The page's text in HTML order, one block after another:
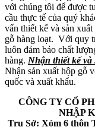
với chúng tôi để được
cầu thực tế của quý
vấn thiết kế và sản
gỗ hàng loạt. Với quy
luôn đảm bảo chất
hàng. Nhận thiết kế
Nhận sản xuất hộp gỗ
quốc và xuất khẩu.
CÔNG TY CỔ
NHẬP
Trụ Sở: Xóm 6 thôn